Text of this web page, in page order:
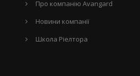
Про компанію Avangard
Новини компанії
Школа Ріелтора